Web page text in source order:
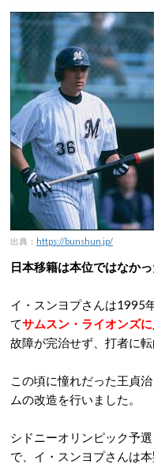
出典： https://bunshun.jp/
日本移籍は本位ではなか
イ・スンヨプさんは1995
てサムスン・ライオンズ
故障が完治せず、打者に転
この頃に憧れだった王貞
ムの改造を行いました。
シドニーオリンピック予
で、イ・スンヨプさんは